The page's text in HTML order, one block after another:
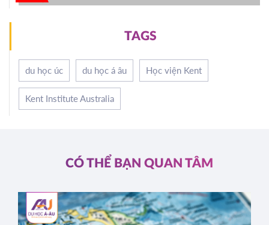
TAGS
du học úc du học á âu Học viện Kent
Kent Institute Australia
CÓ THỂ BẠN QUAN TÂM